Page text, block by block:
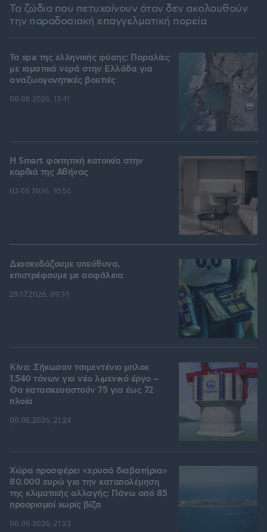
Τα ζώδια που πετυχαίνουν όταν δεν ακολουθούν
την παραδοσιακή επαγγελματική πορεία
Τα spa της ελληνικής φύσης: Παραλίες
με ιαματικά νερά στην Ελλάδα για
αναζωογονητικές βουτιές
08.08.2026, 13:41
Η Smart φοιτητική κατοικία στην
καρδιά της Αθήνας
03.08.2026, 10:56
Διασκεδάζουμε υπεύθυνα,
επιστρέφουμε με ασφάλεια
29.07.2026, 09:39
Κίνα: Σήκωσαν τσιμεντένιο μπλοκ
1.540 τόνων για νέο λιμενικό έργο –
Θα κατασκευαστούν 75 για έως 72
πλοία
08.08.2026, 21:24
Χώρα προσφέρει «χρυσά διαβατήρια»
80.000 ευρώ για την καταπολέμηση
της κλιματικής αλλαγής: Πάνω από 85
προορισμοί χωρίς βίζα
08.08.2026, 21:23